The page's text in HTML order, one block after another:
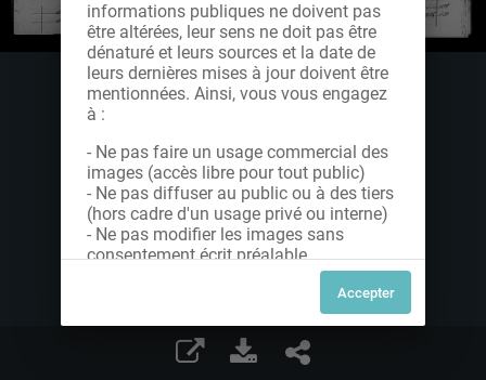
informations publiques ne doivent pas
être altérées, leur sens ne doit pas être
dénaturé et leurs sources et la date de
leurs dernières mises à jour doivent être
mentionnées. Ainsi, vous vous engagez
à :
- Ne pas faire un usage commercial des
images (accès libre pour tout public)
- Ne pas diffuser au public ou à des tiers
(hors cadre d'un usage privé ou interne)
- Ne pas modifier les images sans
consentement écrit préalable
Dans le cas contraire, nous vous invitons
à nous contacter afin de solliciter le type
de Licence souhaitée parmi celles
proposées et le cas échéant, acquitter